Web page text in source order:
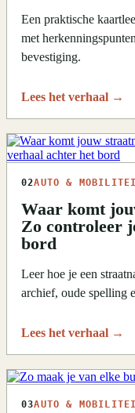
Een praktische
met
bevestiging.
Lees het verhaal →
02AUTO &
Waar komt
Zo controleer
bord
Leer hoe je een
archief, oude spelling
Lees het verhaal →
03AUTO &